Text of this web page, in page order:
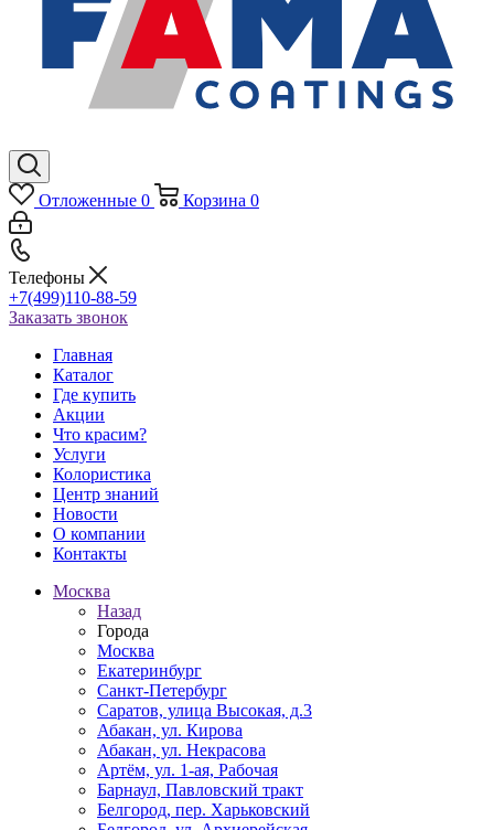
Отложенные 0 Корзина 0
Телефоны
+7(499)110-88-59
Заказать звонок
Главная
Каталог
Где купить
Акции
Что красим?
Услуги
Колористика
Центр знаний
Новости
О компании
Контакты
Москва
Назад
Города
Москва
Екатеринбург
Санкт-Петербург
Саратов, улица Высокая, д.3
Абакан, ул. Кирова
Абакан, ул. Некрасова
Артём, ул. 1-ая, Рабочая
Барнаул, Павловский тракт
Белгород, пер. Харьковский